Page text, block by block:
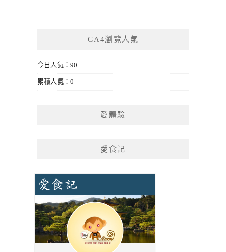
GA4瀏覽人氣
今日人氣：90
累積人氣：0
愛體驗
愛食記